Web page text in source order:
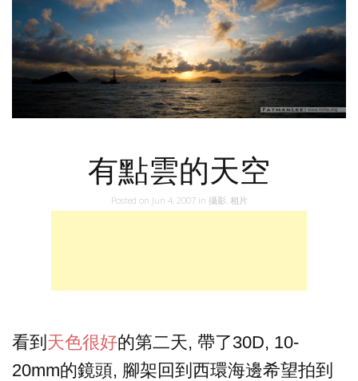
有點雲的天空
Posted on Jun 4, 2007 in 攝影 相片
看到 天色很好的第二天, 帶了30D, 10-
20mm的鏡頭, 腳架回到西環海邊希望拍到